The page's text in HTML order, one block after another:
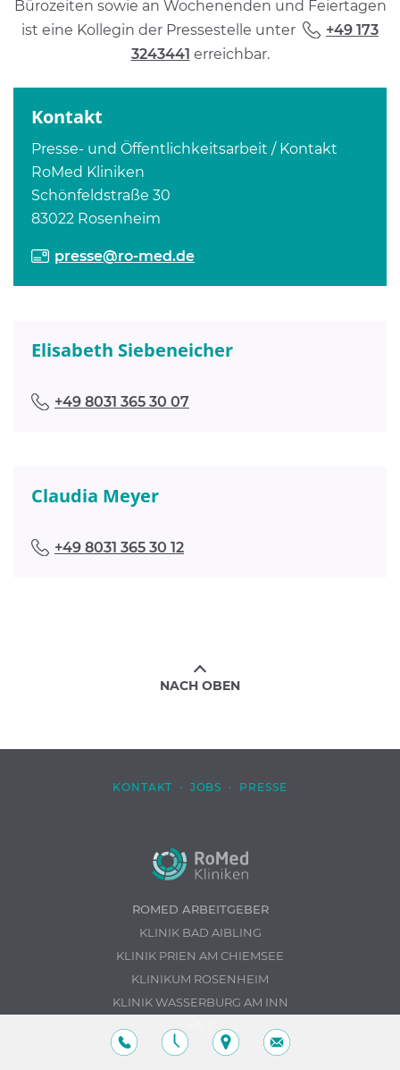
Bürozeiten sowie an Wochenenden und Feiertagen
ist eine Kollegin der Pressestelle unter
+49 173
3243441 erreichbar.
Kontakt
Presse- und Öffentlichkeitsarbeit / Kontakt
RoMed Kliniken
Schönfeldstraße 30
83022 Rosenheim
presse@ro-med.de
Elisabeth Siebeneicher
+49 8031 365 30 07
Claudia Meyer
+49 8031 365 30 12
NACH OBEN
KONTAKT · JOBS · PRESSE
ROMED ARBEITGEBER
KLINIK BAD AIBLING
KLINIK PRIEN AM CHIEMSEE
KLINIKUM ROSENHEIM
KLINIK WASSERBURG AM INN